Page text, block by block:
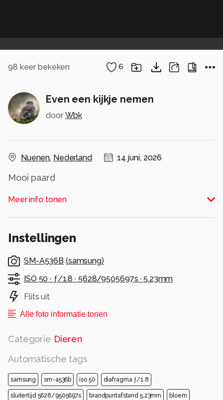
98 keer bekeken 6
Even een kijkje nemen
door Wbk
Nuenen, Nederland 14 juni, 2026
Mooi paard
Alle rechten voorbehouden
Meer info tonen
Instellingen
SM-A536B (samsung)
ISO 50 · ƒ/1.8 · 5628/9505697s ·5.23mm
Flits uit
Alle foto informatie tonen
Categorie Dieren
Automatische tags
samsung sm-a536b iso 50 diafragma ƒ/1.8
sluitertijd 5628/9505697s brandpuntafstand 5.23mm bloem